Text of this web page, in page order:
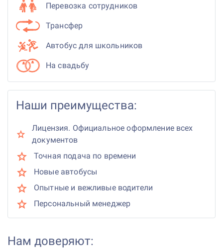
Перевозка сотрудников
Трансфер
Автобус для школьников
На свадьбу
Наши преимущества:
Лицензия. Официальное оформление всех
документов
Точная подача по времени
Новые автобусы
Опытные и вежливые водители
Персональный менеджер
Нам доверяют: